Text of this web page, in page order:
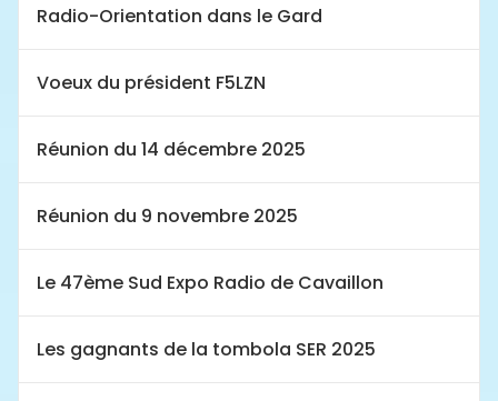
Radio-Orientation dans le Gard
Voeux du président F5LZN
Réunion du 14 décembre 2025
Réunion du 9 novembre 2025
Le 47ème Sud Expo Radio de Cavaillon
Les gagnants de la tombola SER 2025